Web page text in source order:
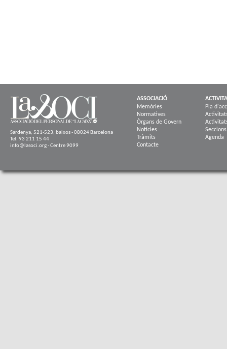
Sardenya, 521-523, baixos - 08024 Barcelona
Tel. 93 211 15 44
info@lasoci.org - Centre 9099
ASSOCIACIÓ
Memòries
Normatives
Òrgans de Govern
Notícies
Tràmits
Contacte
Pla
Seccions
Agenda